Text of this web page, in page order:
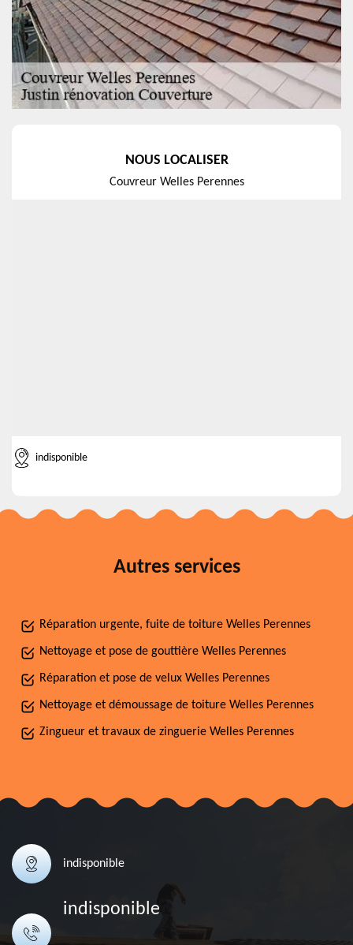
NOUS LOCALISER
Couvreur Welles Perennes
indisponible
Autres services
Réparation urgente, fuite de toiture Welles Perennes
Nettoyage et pose de gouttière Welles Perennes
Réparation et pose de velux Welles Perennes
Nettoyage et démoussage de toiture Welles Perennes
Zingueur et travaux de zinguerie Welles Perennes
indisponible
indisponible